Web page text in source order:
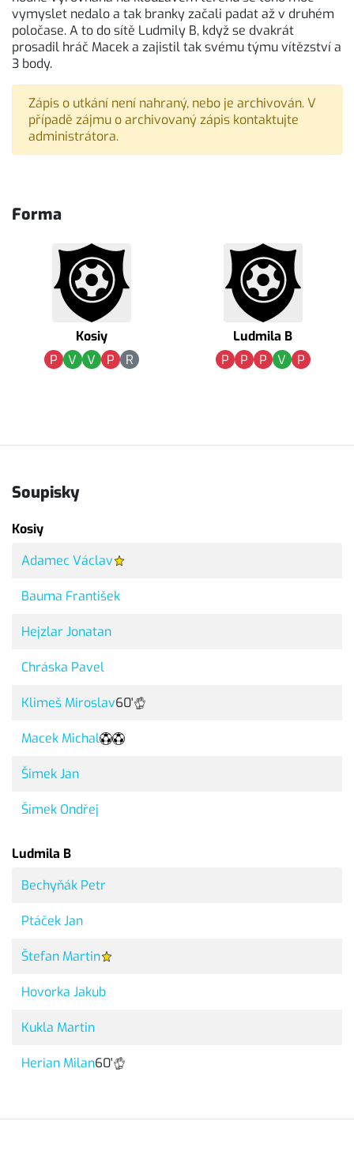
vymyslet nedalo a tak branky začali padat až v druhém
poločase. A to do sítě Ludmily B, když se dvakrát
prosadil hráč Macek a zajistil tak svému týmu vítězství a
3 body.
Zápis o utkání není nahraný, nebo je archivován. V
případě zájmu o archivovaný zápis kontaktujte
administrátora.
Forma
Kosiy
P
V V P R
Ludmila B
P
P P V P
Soupisky
Kosiy
Adamec Václav
Bauma František
Hejzlar Jonatan
Chráska Pavel
Klimeš Miroslav60'
Macek Michal
Šimek Jan
Šimek Ondřej
Ludmila B
Bechyňák Petr
Ptáček Jan
Štefan Martin
Hovorka Jakub
Kukla Martin
Herian Milan60'